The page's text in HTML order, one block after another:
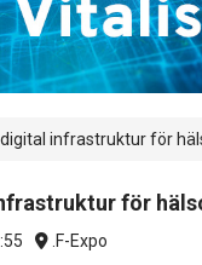
infrastruktur för
för
.F-Expo